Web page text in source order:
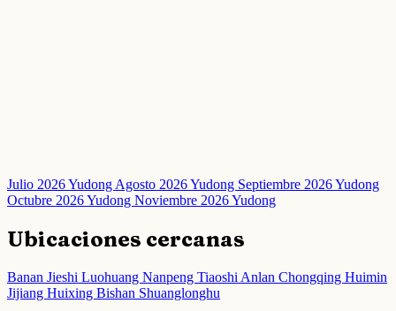
Julio 2026 YudongAgosto 2026 Yudong Septiembre 2026 Yudong
Octubre 2026 Yudong Noviembre 2026 Yudong
Ubicaciones cercanas
Banan Jieshi Luohuang Nanpeng Tiaoshi Anlan Chongqing Huimin
Jijiang Huixing Bishan Shuanglonghu